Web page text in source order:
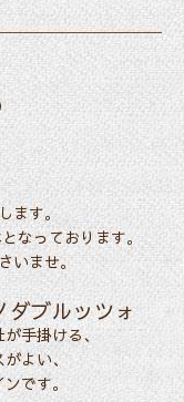
ます。
なっております。
いませ。
ブルッツォ
手掛ける、
よい、
です。